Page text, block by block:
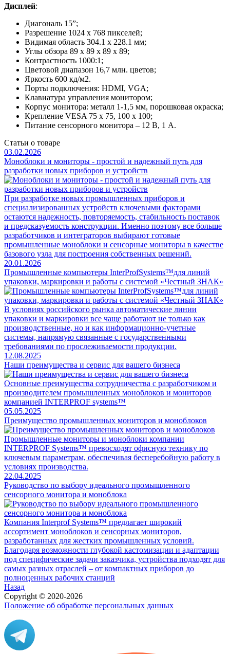
Дисплей:
Диагональ 15”;
Разрешение 1024 x 768 пикселей;
Видимая область 304.1 x 228.1 мм;
Углы обзора 89 х 89 х 89 х 89;
Контрастность 1000:1;
Цветовой диапазон 16,7 млн. цветов;
Яркость 600 кд/м2.
Порты подключения: HDMI, VGA;
Клавиатура управления монитором;
Корпус монитора: металл 1-1,5 мм, порошковая окраска;
Крепление VESA 75 х 75, 100 х 100;
Питание сенсорного монитора – 12 В, 1 А.
Статьи о товаре
03.02.2026
Моноблоки и мониторы - простой и надежный путь для
разработки новых приборов и устройств
При разработке новых промышленных приборов и
специализированных устройств ключевыми факторами
остаются надежность, повторяемость, стабильность поставок
и предсказуемость конструкции. Именно поэтому все больше
разработчиков и интеграторов выбирают готовые
промышленные моноблоки и сенсорные мониторы в качестве
базового узла для построения собственных решений.
20.01.2026
Промышленные компьютеры InterProfSystems™для линий
упаковки, маркировки и работы с системой «Честный ЗНАК»
В условиях российского рынка автоматические линии
упаковки и маркировки все чаще работают не только как
производственные, но и как информационно-учетные
системы, напрямую связанные с государственными
требованиями по прослеживаемости продукции.
12.08.2025
Наши преимущества и сервис для вашего бизнеса
Основные преимущества сотрудничества с разработчиком и
производителем промышленных моноблоков и мониторов
компанией INTERPROF systems™
05.05.2025
Преимущество промышленных мониторов и моноблоков
Промышленные мониторы и моноблоки компании
INTERPROF Systems™ превосходят офисную технику по
ключевым параметрам, обеспечивая бесперебойную работу в
условиях производства.
22.04.2025
Руководство по выбору идеального промышленного
сенсорного монитора и моноблока
Компания Interprof Systems™ предлагает широкий
ассортимент моноблоков и сенсорных мониторов,
разработанных для жестких промышленных условий.
Благодаря возможности глубокой кастомизации и адаптации
под специфические задачи заказчика, устройства подходят для
самых разных отраслей – от компактных приборов до
полноценных рабочих станций
Назад
Copyright © 2020-2026
Положение об обработке персональных данных